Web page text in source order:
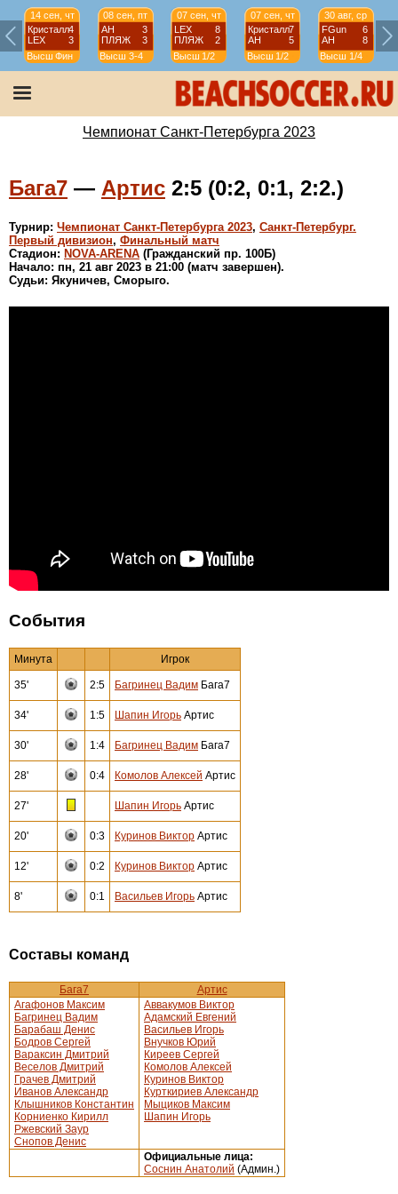
14 сен, чт
Кристалл4
LEX
3
Высш Фин
08 сен, пт
АН
3
ПЛЯЖ
3
Высш 3-4
07 сен, чт
LEX
8
ПЛЯЖ
2
Высш 1/2
07 сен, чт
Кристалл7
АН
5
Высш 1/2
30 авг, ср
FGun
6
АН
8
Высш 1/4
Чемпионат Санкт-Петербурга 2023
Бага7 — Артис 2:5 (0:2, 0:1, 2:2.)
Турнир: Чемпионат Санкт-Петербурга 2023, Санкт-Петербург.
Первый дивизион, Финальный матч
Стадион: NOVA-ARENA (Гражданский пр. 100Б)
Начало: пн, 21 авг 2023 в 21:00 (матч завершен).
Судьи: Якуничев, Сморыго.
События
Минута Игрок
35' 2:5 Багринец Вадим Бага7
34' 1:5 Шапин Игорь Артис
30' 1:4 Багринец Вадим Бага7
28' 0:4 Комолов Алексей Артис
27' Шапин Игорь Артис
20' 0:3 Куринов Виктор Артис
12' 0:2 Куринов Виктор Артис
8' 0:1 Васильев Игорь Артис
Составы команд
Бага7
Артис
Агафонов Максим
Багринец Вадим
Барабаш Денис
Бодров Сергей
Вараксин Дмитрий
Веселов Дмитрий
Грачев Дмитрий
Иванов Александр
Клышников Константин
Корниенко Кирилл
Ржевский Заур
Снопов Денис
Аввакумов Виктор
Адамский Евгений
Васильев Игорь
Внучков Юрий
Киреев Сергей
Комолов Алексей
Куринов Виктор
Курткириев Александр
Мыциков Максим
Шапин Игорь
Официальные лица:
Соснин Анатолий (Админ.)